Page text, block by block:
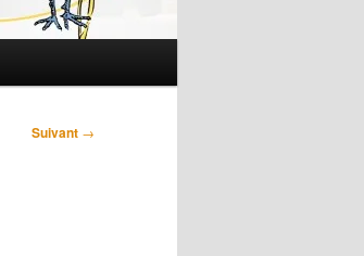
Suivant →